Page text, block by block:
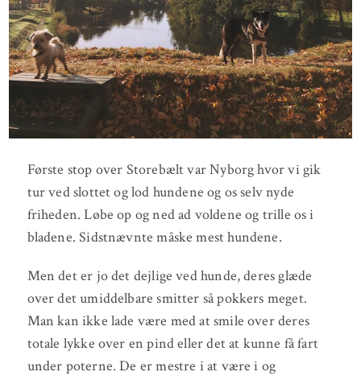
Første stop over Storebælt var Nyborg hvor vi gik
tur ved slottet og lod hundene og os selv nyde
friheden. Løbe op og ned ad voldene og trille os i
bladene. Sidstnævnte måske mest hundene.
Men det er jo det dejlige ved hunde, deres glæde
over det umiddelbare smitter så pokkers meget.
Man kan ikke lade være med at smile over deres
totale lykke over en pind eller det at kunne få fart
under poterne. De er mestre i at være i og